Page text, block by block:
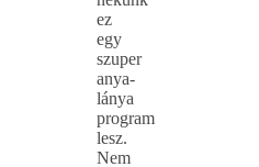
ez
egy
szuper
anya-
lánya
program
lesz.
Nem